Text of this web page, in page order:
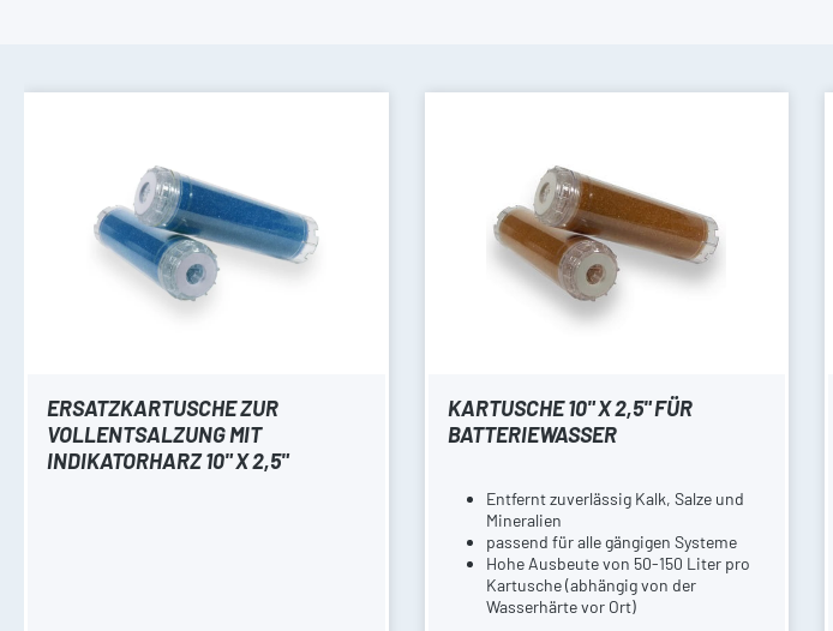
ERSATZKARTUSCHE ZUR
VOLLENTSALZUNG MIT
INDIKATORHARZ 10" X 2,5"
KARTUSCHE 10" X 2,5" FÜR
BATTERIEWASSER
Entfernt zuverlässig Kalk, Salze und
Mineralien
passend für alle gängigen Systeme
Hohe Ausbeute von 50-150 Liter pro
Kartusche (abhängig von der
Wasserhärte vor Ort)